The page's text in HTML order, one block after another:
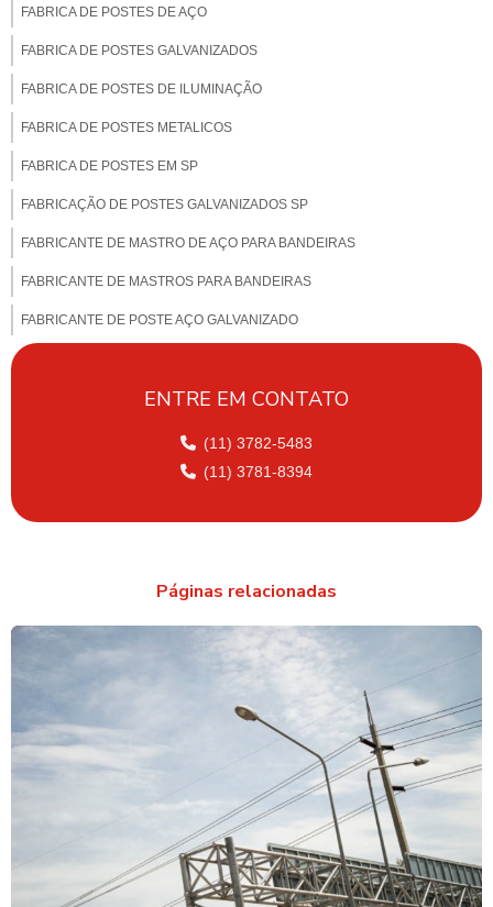
FABRICA DE POSTES DE AÇO
FABRICA DE POSTES GALVANIZADOS
FABRICA DE POSTES DE ILUMINAÇÃO
FABRICA DE POSTES METALICOS
FABRICA DE POSTES EM SP
FABRICAÇÃO DE POSTES GALVANIZADOS SP
FABRICANTE DE MASTRO DE AÇO PARA BANDEIRAS
FABRICANTE DE MASTROS PARA BANDEIRAS
FABRICANTE DE POSTE AÇO GALVANIZADO
FABRICANTE DE POSTE FERRO GALVANIZADO
FABRICANTE DE POSTE DE ILUMINAÇÃO PUBLICA
FABRICANTE DE POSTES DE ILUMINAÇÃO
FABRICANTES DE POSTES METÁLICOS
FORNECEDOR DE POSTE DE AÇO GALVANIZADO
FORNECEDOR DE POSTE FERRO GALVANIZADO
FORNECEDOR DE POSTE TUBULAR GALVANIZADO
MASTRO DE AÇO PARA BANDEIRA
MASTRO DE AÇO GALVANIZADO
MASTRO DE AÇO GALVANIZADO EM SP
MASTRO PARA BANDEIRA
MASTRO PARA BANDEIRA EM AÇO
ENTRE EM CONTATO
(11) 3782-5483
(11) 3781-8394
Páginas relacionadas